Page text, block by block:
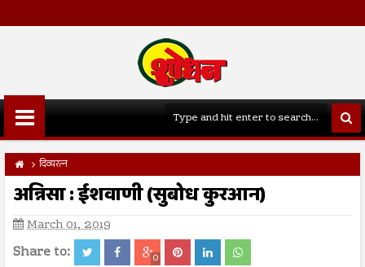
दिव्यरत्न
अन्निसा : ईशवाणी (सुबोध कुरआन)
March 01, 2019
Share to: 0